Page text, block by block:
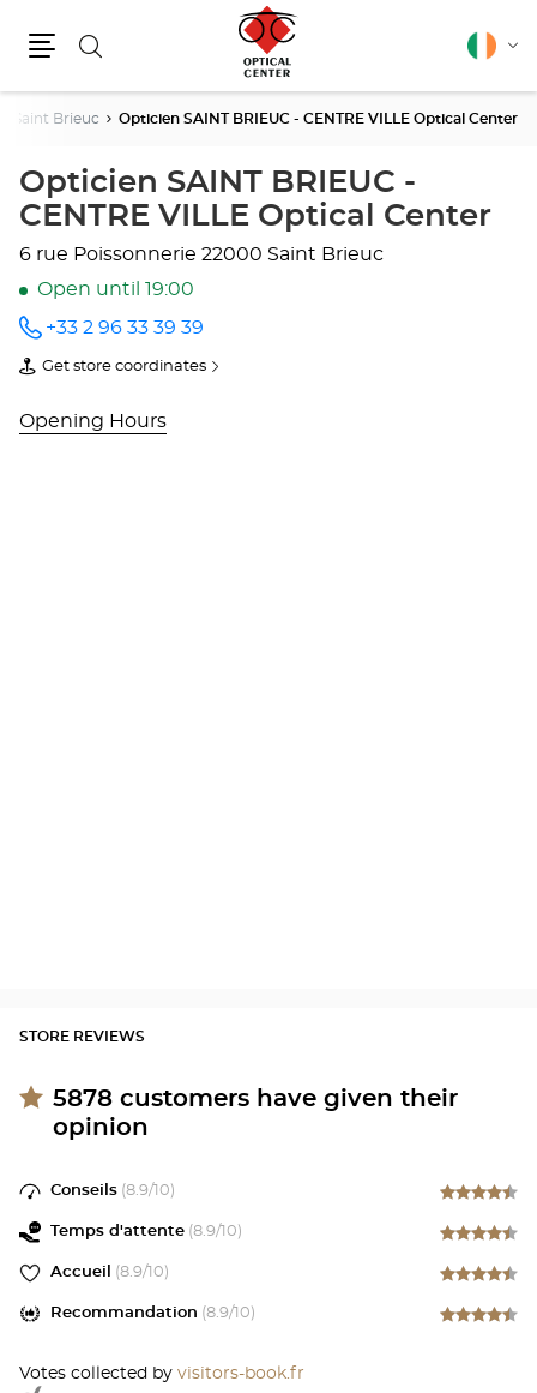
Search English
Saint Brieuc Opticien SAINT BRIEUC - CENTRE VILLE Optical Center
Opticien SAINT BRIEUC -
CENTRE VILLE Optical Center
6 rue Poissonnerie 22000 Saint Brieuc
Open until 19:00
Call the
store
Opticien
BRIEUC -
CENTRE
+33 2 96 33 39 39
Get store coordinates
of
SAINT
BRIEUC
Opening Hours
STORE REVIEWS
5878 customers have given their
opinion
Conseils (8.9/10)
Temps d'attente (8.9/10)
Accueil (8.9/10)
Recommandation (8.9/10)
Votes collected by visitors-book.fr